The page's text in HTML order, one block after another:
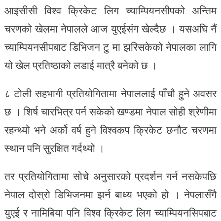
आइसीसी विश्व क्रिकेट लिग च्याम्पियनसीपको अन्तिम
चरणको खेलमा नेपालले आज युएईसंग खेल्दैछ । यसअघि नैं
च्याम्पियनसीपबाट डिभिजन टु मा झरिसकेको नेपालका लागि
यो खेल प्रतिष्ठाको लडाई मात्रै बनेको छ ।
८ टोली सहभागी प्रतियोगितामा नेपाललाई पाँचौ हुने अवसर
छ । शिर्ष चारभित्र पर्न सकेको खण्डमा नेपाल सोही श्रेणीमा
रहन्थ्यो भने अर्को वर्ष हुने विश्वकप क्रिकेट छनौट चरणमा
स्थान पनि सुरक्षित गर्दथ्यो ।
तर प्रतियोगितामा सोचे अनुसारको प्रदर्शन गर्न नसकेपछि
नेपाल दोस्रो डिभिजनमा झर्न बाध्य भएको हो । नेपलासँगै
युएई र नामिबिया पनि विश्व क्रिकेट लिग च्याम्पियनसिपबाट